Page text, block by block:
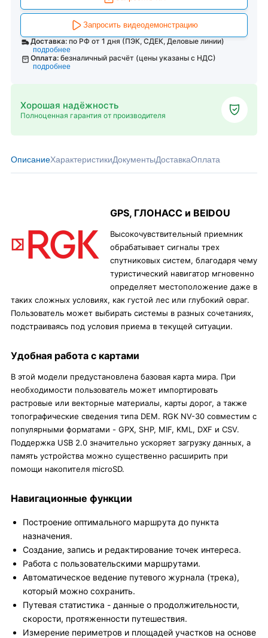
Запросить видеодемонстрацию
Доставка: по РФ от 1 дня (ПЭК, СДЕК, Деловые линии)
подробнее
Оплата: безналичный расчёт (цены указаны с НДС)
подробнее
Хорошая надёжность
Полноценная гарантия от производителя
ОписаниеХарактеристикиДокументыДоставкаОплата
GPS, ГЛОНАСС и BEIDOU
Высокочувствительный приемник
обрабатывает сигналы трех
спутниковых систем, благодаря чему
туристический навигатор мгновенно
определяет местоположение даже в
таких сложных условиях, как густой лес или глубокий овраг.
Пользователь может выбирать системы в разных сочетаниях,
подстраиваясь под условия приема в текущей ситуации.
Удобная работа с картами
В этой модели предустановлена базовая карта мира. При
необходимости пользователь может импортировать
растровые или векторные материалы, карты дорог, а также
топографические сведения типа DEM. RGK NV-30 совместим с
популярными форматами - GPX, SHP, MIF, KML, DXF и CSV.
Поддержка USB 2.0 значительно ускоряет загрузку данных, а
память устройства можно существенно расширить при
помощи накопителя microSD.
Навигационные функции
Построение оптимального маршрута до пункта
назначения.
Создание, запись и редактирование точек интереса.
Работа с пользовательскими маршрутами.
Автоматическое ведение путевого журнала (трека),
который можно сохранить.
Путевая статистика - данные о продолжительности,
скорости, протяженности путешествия.
Измерение периметров и площадей участков на основе